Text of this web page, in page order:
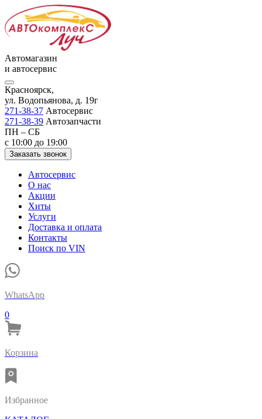
Автомагазин
и автосервис
Красноярск,
ул. Водопьянова, д. 19г
271-38-37 Автосервис
271-38-39 Автозапчасти
ПН – СБ
с 10:00 до 19:00
Заказать звонок
Автосервис
О нас
Акции
Хиты
Услуги
Доставка и оплата
Контакты
Поиск по VIN
WhatsApp
0
Корзина
Избранное